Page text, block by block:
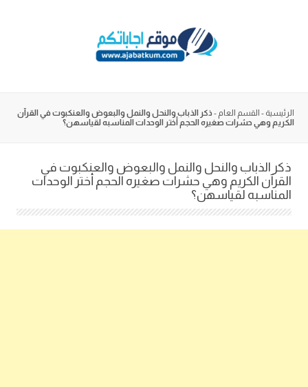
الرئيسية - القسم العام - ذكر الذباب والنحل والنمل والبعوض والعنكبوت في القرآن
الكريم وهي حشرات صغيره الحجم أختر الوحدات المناسبه لقياسهن؟
ذكر الذباب والنحل والنمل والبعوض والعنكبوت في
القرآن الكريم وهي حشرات صغيره الحجم أختر الوحدات
المناسبه لقياسهن؟